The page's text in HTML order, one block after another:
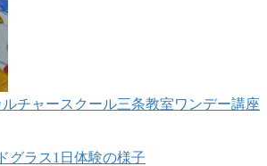
チャースクール三条教室ワンデー講座
グラス1日体験の様子